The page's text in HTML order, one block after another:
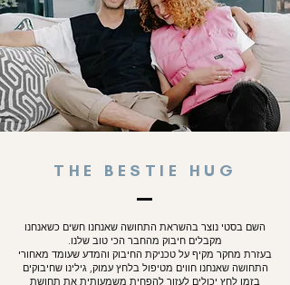
About Bestie :
– ורוד בהיר
בד רך במיוחד ומלטף ותחושה קלילה ונושמת על
הגוף.
מהדורה מוגבלת
עבודת יד בישראל
מידות – 68×42 ס"מ | יוניסקס
בד– 100% כותנה Tinsel
מילוי– 100% דגנים טבעיים מעורבים
16 יחידות מילוי נפרדות
חד-צדדית, מיועדת במיוחד לישיבה לאחור
ולשכיבה.
THE BESTIE HUG
השם בסטי נוצר בהשראת התחושה שאנחנו חשים כשאנחנו
מקבלים חיבוק מהחבר הכי טוב שלנו.
בעזרת מחקר מקיף על טכניקת החיבוק והמדע שעומד מאחורי
התחושה שאנחנו חווים מטיפול בלחץ עמוק, גילינו שחיבוקים
בזמן לחץ יכולים לעזור להפחית משמעותית את תחושת